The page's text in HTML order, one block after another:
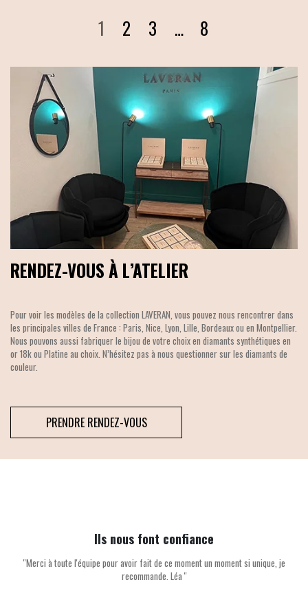
1 2 3 … 8
RENDEZ-VOUS À L’ATELIER
Pour voir les modèles de la collection LAVERAN, vous pouvez nous rencontrer dans
les principales villes de France : Paris, Nice, Lyon, Lille, Bordeaux ou en Montpellier.
Nous pouvons aussi fabriquer le bijou de votre choix en diamants synthétiques en
or 18k ou Platine au choix. N’hésitez pas à nous questionner sur les diamants de
couleur.
PRENDRE RENDEZ-VOUS
Ils nous font confiance
''Merci à toute l'équipe pour avoir fait de ce moment un moment si unique, je
recommande. Léa ''